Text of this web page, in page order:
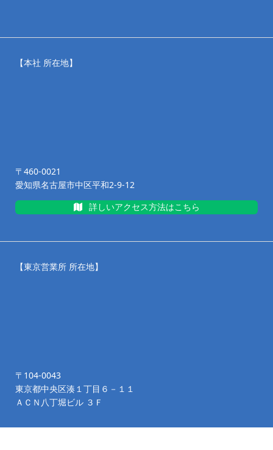
【本社 所在地】
〒460-0021
愛知県名古屋市中区平和2-9-12
詳しいアクセス方法はこちら
【東京営業所 所在地】
〒104-0043
東京都中央区湊１丁目６－１１
ＡＣＮ八丁堀ビル ３Ｆ